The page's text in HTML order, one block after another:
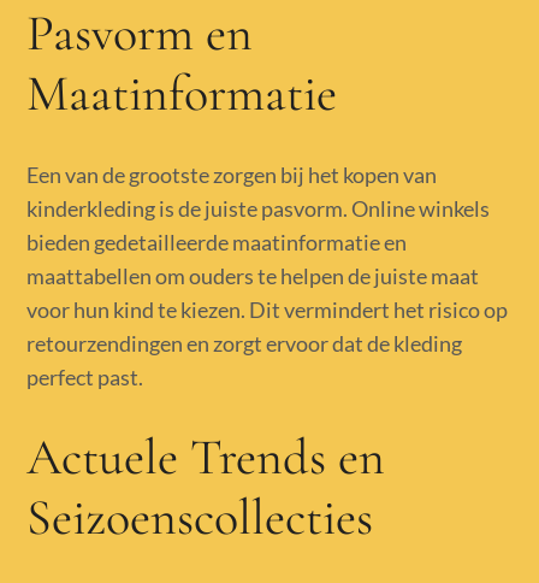
Pasvorm en
Maatinformatie
Een van de grootste zorgen bij het kopen van
kinderkleding is de juiste pasvorm. Online winkels
bieden gedetailleerde maatinformatie en
maattabellen om ouders te helpen de juiste maat
voor hun kind te kiezen. Dit vermindert het risico op
retourzendingen en zorgt ervoor dat de kleding
perfect past.
Actuele Trends en
Seizoenscollecties